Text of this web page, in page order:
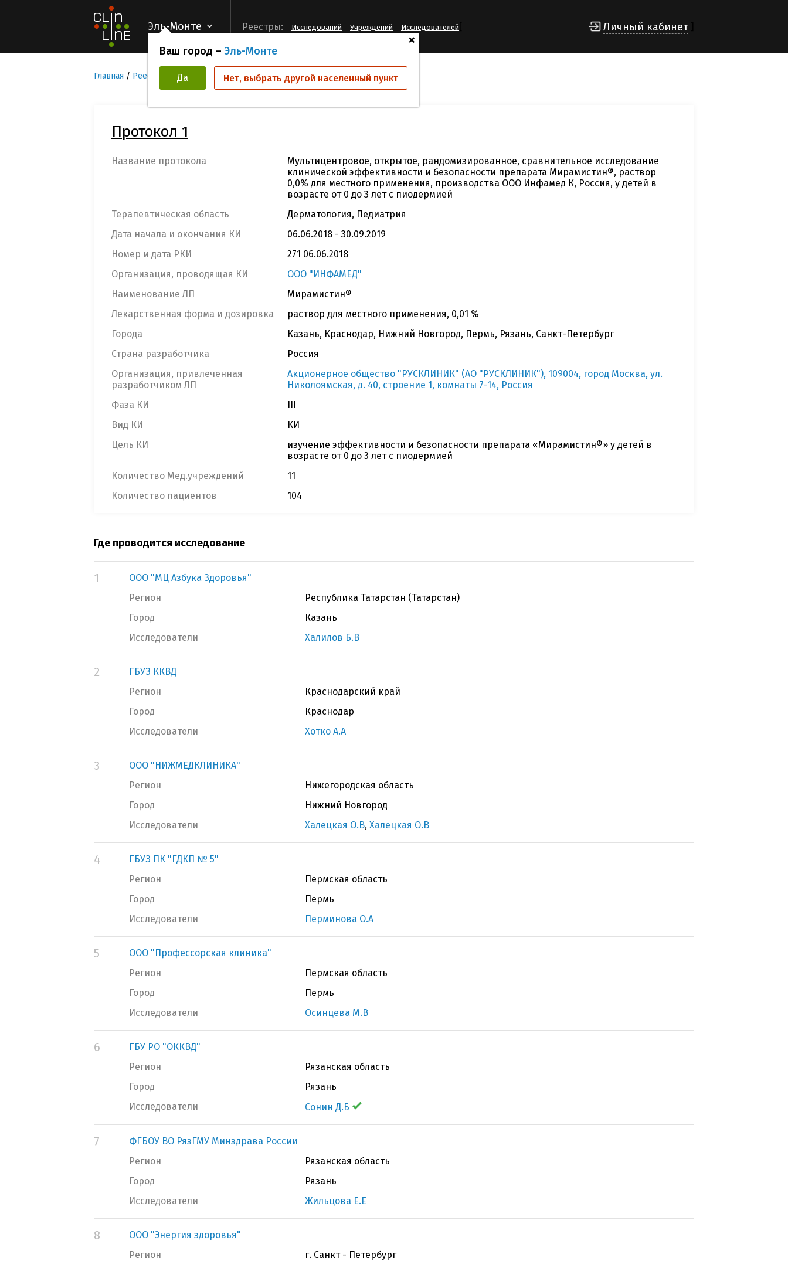
Эль-Монте
+
Ваш город – Эль-Монте
Да Нет, выбрать другой населенный пункт
Реестры: Исследований Учреждений Исследователей Личный кабинет
Главная Реестр Клинических исследований 1
Протокол 1
Название протокола
Мультицентровое, открытое, рандомизированное, сравнительное исследование
клинической эффективности и безопасности препарата Мирамистин®, раствор
0,0% для местного применения, производства ООО Инфамед К, Россия, у детей в
возрасте от 0 до 3 лет с пиодермией
Терапевтическая область
Дерматология, Педиатрия
Дата начала и окончания КИ
06.06.2018 - 30.09.2019
Номер и дата РКИ
271 06.06.2018
Организация, проводящая КИ
ООО "ИНФАМЕД"
Наименование ЛП
Мирамистин®
Лекарственная форма и дозировка
раствор для местного применения, 0,01 %
Города
Казань, Краснодар, Нижний Новгород, Пермь, Рязань, Санкт-Петербург
Страна разработчика
Россия
Организация, привлеченная
разработчиком ЛП
Акционерное общество "РУСКЛИНИК" (АО "РУСКЛИНИК"), 109004, город Москва, ул.
Николоямская, д. 40, строение 1, комнаты 7-14, Россия
Фаза КИ
III
Вид КИ
КИ
Цель КИ
изучение эффективности и безопасности препарата «Мирамистин®» у детей в
возрасте от 0 до 3 лет с пиодермией
Количество Мед.учреждений
11
Количество пациентов
104
Где проводится исследование
1
ООО "МЦ Азбука Здоровья"
Регион
Республика Татарстан (Татарстан)
Город
Казань
Исследователи
Халилов Б.В
2
ГБУЗ ККВД
Регион
Краснодарский край
Город
Краснодар
Исследователи
Хотко А.А
3
ООО "НИЖМЕДКЛИНИКА"
Регион
Нижегородская область
Город
Нижний Новгород
Исследователи
Халецкая О.В, Халецкая О.В
4
ГБУЗ ПК "ГДКП № 5"
Регион
Пермская область
Город
Пермь
Исследователи
Перминова О.А
5
ООО "Профессорская клиника"
Регион
Пермская область
Город
Пермь
Исследователи
Осинцева М.В
6
ГБУ РО "ОККВД"
Регион
Рязанская область
Город
Рязань
Исследователи
Сонин Д.Б
7
ФГБОУ ВО РязГМУ Минздрава России
Регион
Рязанская область
Город
Рязань
Исследователи
Жильцова Е.Е
8
ООО "Энергия здоровья"
Регион
г. Санкт - Петербург